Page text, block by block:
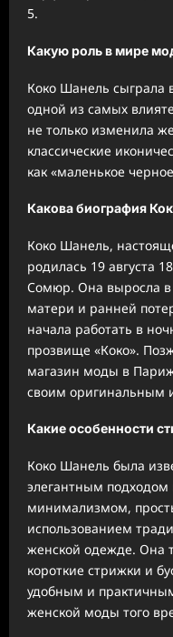
5.
Какую роль в мире
Коко Шанель
одной из самых
не только изменила
классические
как «маленькое
Какова биография
Коко Шанель,
родилась 19 августа
Сомюр. Она выросла в
матери и ранней
начала работать в
прозвище «Коко».
магазин моды в
своим оригинальным
Какие особенности
Коко Шанель была
элегантным
минимализмом,
использованием
женской одежде. Она
короткие стрижки и
удобным и
женской моды того